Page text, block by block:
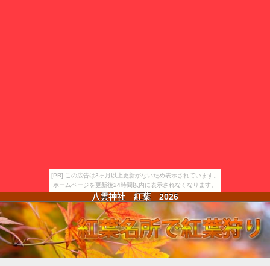
[PR] この広告は3ヶ月以上更新がないため表示されています。
ホームページを更新後24時間以内に表示されなくなります。
八雲神社 紅葉 2026